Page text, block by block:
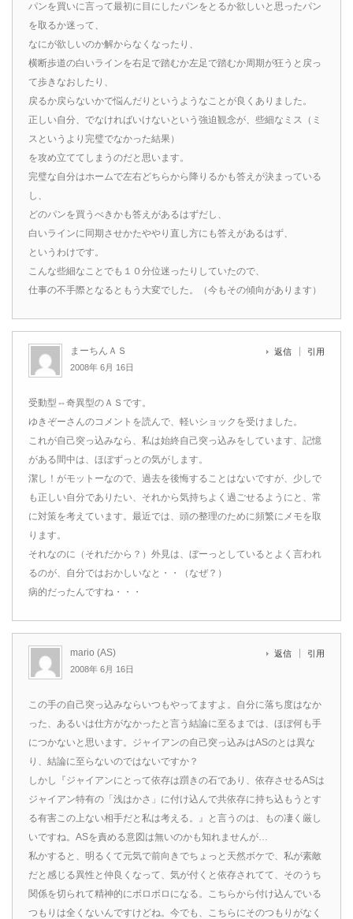
パンを買いに言って最初に目にしたパンをとるか欲しいと思ったパン
を取るか迷って、
なにが欲しいのか解からなくなったり、
横断歩道の白いラインを右足で踏むか左足で踏むか周期が狂うと戻っ
て歩きなおしたり、
戻るか戻らないかで悩んだりというようなことが良くありました。
正しい自分、でなければいけないという強迫観念が、些細なミス（ミ
スというより完璧でなかった結果）
を攻め立ててしまうのだと思います。
完璧な自分はホームで左右どちらから降りるかも答えが決まっている
し、
どのパンを買うべきかも答えがあるはずだし、
白いラインに同期させかたややり直し方にも答えがあるはず、
というわけです。
こんな些細なことでも１０分位迷ったりしていたので、
仕事の不手際となるともう大変でした。（今もその傾向があります）
まーちんＡＳ
2008年 6月 16日
返信 引用
受動型⇔奇異型のＡＳです。
ゆきぞーさんのコメントを読んで、軽いショックを受けました。
これが自己突っ込みなら、私は始終自己突っ込みをしています、記憶
がある間中は、ほぼずっとの気がします。
潔し！がモットーなので、過去を後悔することはないですが、少しで
も正しい自分でありたい、それから気持ちよく過ごせるようにと、常
に対策を考えています。最近では、頭の整理のために頻繁にメモを取
ります。
それなのに（それだから？）外見は、ぼーっとしているとよく言われ
るのが、自分ではおかしいなと・・（なぜ？）
病的だったんですね・・・
mario (AS)
2008年 6月 16日
返信 引用
この手の自己突っ込みならいつもやってますよ。自分に落ち度はなか
った、あるいは仕方がなかったと言う結論に至るまでは、ほぼ何も手
につかないと思います。ジャイアンの自己突っ込みはASのとは異な
り、結論に至らないのではないですか？
しかし『ジャイアンにとって依存は躓きの石であり、依存させるASは
ジャイアン特有の「浅はかさ」に付け込んで共依存に持ち込もうとす
る有害この上ない相手だと私は考える。』と言うのは、もの凄く厳し
いですね。ASを責める意図は無いのかも知れませんが…
私かすると、明るくて元気で前向きでちょっと天然ボケで、私が素敵
だと感じる異性と仲良くなって、気が付くと依存されてて、そのうち
関係を切られて精神的にボロボロになる。こちらから付け込んでいる
つもりは全くないんですけどね。今でも、こちらにそのつもりがなく